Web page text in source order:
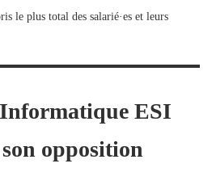
le plus total des salarié·es et leurs
ESI
opposition